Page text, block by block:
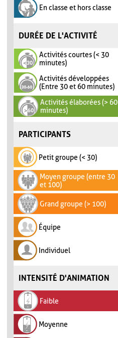
En classe et hors classe
DURÉE DE L'ACTIVITÉ
Activités courtes (< 30
minutes)
Activités développées
(Entre 30 et 60 minutes)
Activités élaborées (> 60
minutes)
PARTICIPANTS
Petit groupe (< 30)
Moyen groupe (entre 30
et 100)
Grand groupe (> 100)
Équipe
Individuel
INTENSITÉ D'ANIMATION
Faible
Moyenne